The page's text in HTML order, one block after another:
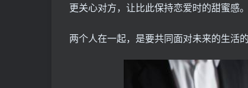
更关心对方，让比此保持恋爱时的甜蜜感。
两个人在一起，是要共同面对未来的生活